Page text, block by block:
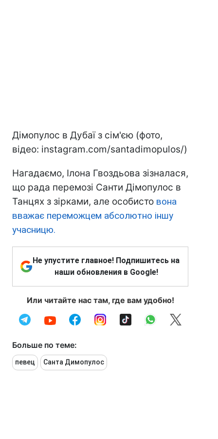
Дімопулос в Дубаї з сім'єю (фото,
відео: instagram.com/santadimopulos/)
Нагадаємо, Ілона Гвоздьова зізналася,
що рада перемозі Санти Дімопулос в
Танцях з зірками, але особисто вона
вважає переможцем абсолютно іншу
учасницю.
Не упустите главное! Подпишитесь на
наши обновления в Google!
Или читайте нас там, где вам удобно!
Больше по теме:
певец Санта Димопулос